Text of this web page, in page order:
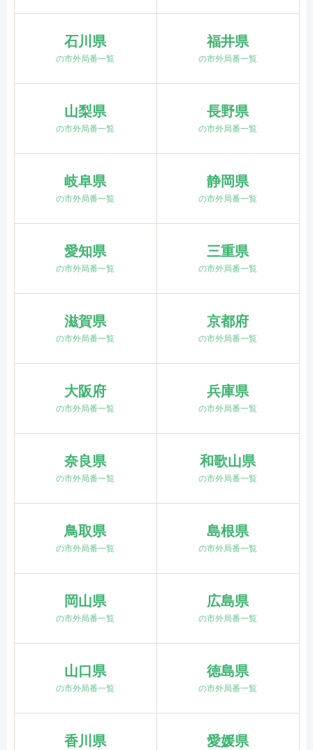
石川県
の市外局番一覧
福井県
の市外局番一覧
山梨県
の市外局番一覧
長野県
の市外局番一覧
岐阜県
の市外局番一覧
静岡県
の市外局番一覧
愛知県
の市外局番一覧
三重県
の市外局番一覧
滋賀県
の市外局番一覧
京都府
の市外局番一覧
大阪府
の市外局番一覧
兵庫県
の市外局番一覧
奈良県
の市外局番一覧
和歌山県
の市外局番一覧
鳥取県
の市外局番一覧
島根県
の市外局番一覧
岡山県
の市外局番一覧
広島県
の市外局番一覧
山口県
の市外局番一覧
徳島県
の市外局番一覧
香川県 愛媛県